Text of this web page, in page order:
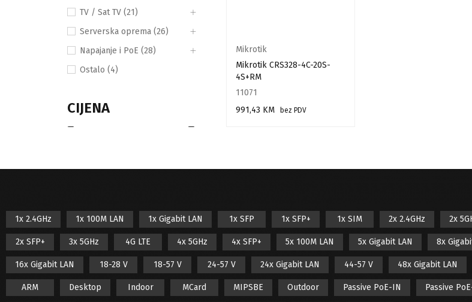
TV / Sat TV (21)
Serverska oprema (26)
Napajanje i PoE (28)
Ostalo (4)
CIJENA
Aruba
Cambium Networks
Cudy
Cyberbajt
dBii
Mikrotik
Mikrotik CRS328-4C-20S-
4S+RM
11071
991,43 KM
bez PDV
1x 2.4GHz 1x 100M LAN 1x Gigabit LAN 1x SFP 1x SFP+ 1x SIM 2x 2.4GHz 2x
2x SFP+ 3x 5GHz 4G LTE 4x 5GHz 4x SFP+ 5x 100M LAN 5x Gigabit LAN 8x
16x Gigabit LAN 18-28 V 18-57 V 24-57 V 24x Gigabit LAN 44-57 V 48x Gigabit LAN
ARM Desktop Indoor MCard MIPSBE Outdoor Passive PoE-IN Passive